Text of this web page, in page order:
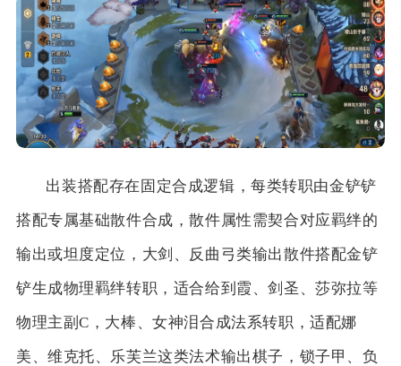
出装搭配存在固定合成逻辑，每类转职由金铲铲
搭配专属基础散件合成，散件属性需契合对应羁绊的
输出或坦度定位，大剑、反曲弓类输出散件搭配金铲
铲生成物理羁绊转职，适合给到霞、剑圣、莎弥拉等
物理主副C，大棒、女神泪合成法系转职，适配娜
美、维克托、乐芙兰这类法术输出棋子，锁子甲、负